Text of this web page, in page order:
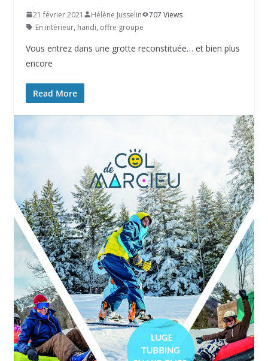
21 février 2021 Hélène Jusselin
707 Views
En intérieur, handi, offre groupe
Vous entrez dans une grotte reconstituée… et bien plus
encore
Read More